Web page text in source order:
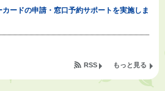
ードの申請・窓口予約サポートを実施しま
民館、大須賀中央公民館）講座のお知らせ
もっと見る
RSS